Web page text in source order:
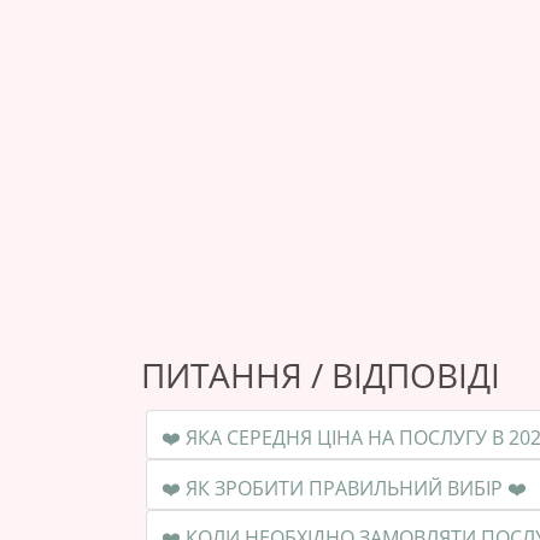
ПИТАННЯ / ВІДПОВІДІ
❤️ ЯК ЗРОБИТИ ПРАВИЛЬНИЙ ВИБІР ❤️